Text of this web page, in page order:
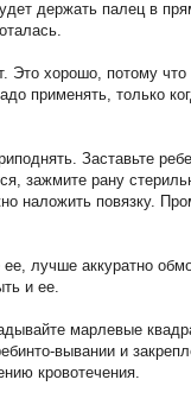
держать палец в
Это хорошо, потому
применять, только
Заставьте
зажмите рану
наложить повязку.
лучше аккуратно
и ее.
марлевые
вывании и
кровотечения.